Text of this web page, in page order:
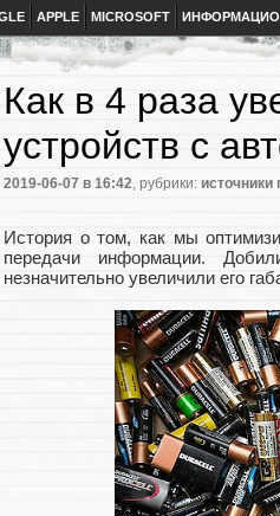
APPLE MICROSOFT
Как в 4 раза
устройств с
2019-06-07 в 16:42, рубрики: источники
История о том, как мы
передачи информации.
незначительно увеличили его